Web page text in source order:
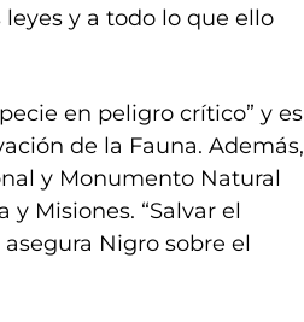
y a todo lo que ello
en peligro crítico” y es
de la Fauna. Además,
y Monumento Natural
y Misiones. “Salvar el
Nigro sobre el